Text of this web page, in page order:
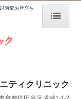
時間お産立ち
ティクリニック